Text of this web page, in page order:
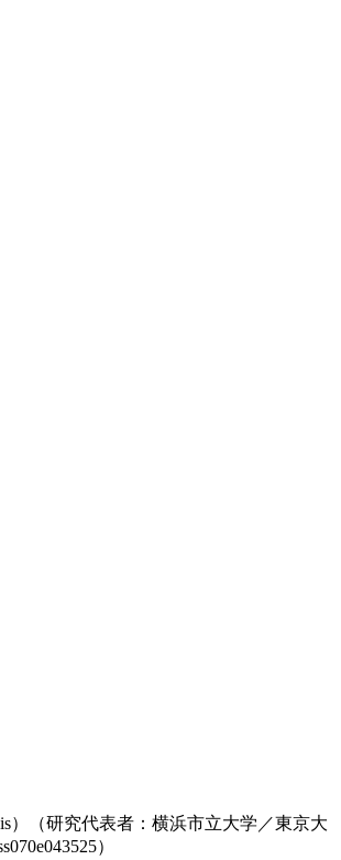
）（研究代表者：横浜市立大学／東京大
）